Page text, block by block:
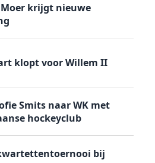
Moer krijgt nieuwe
klopt voor Willem II
Smits naar WK met
hockeyclub
bij